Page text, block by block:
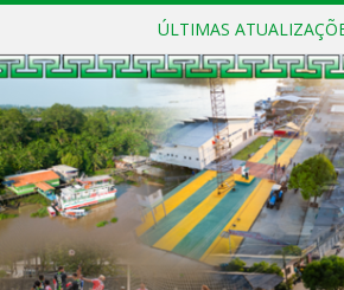
ÚLTIMAS